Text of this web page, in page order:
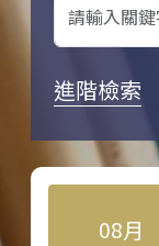
進階檢索
08月